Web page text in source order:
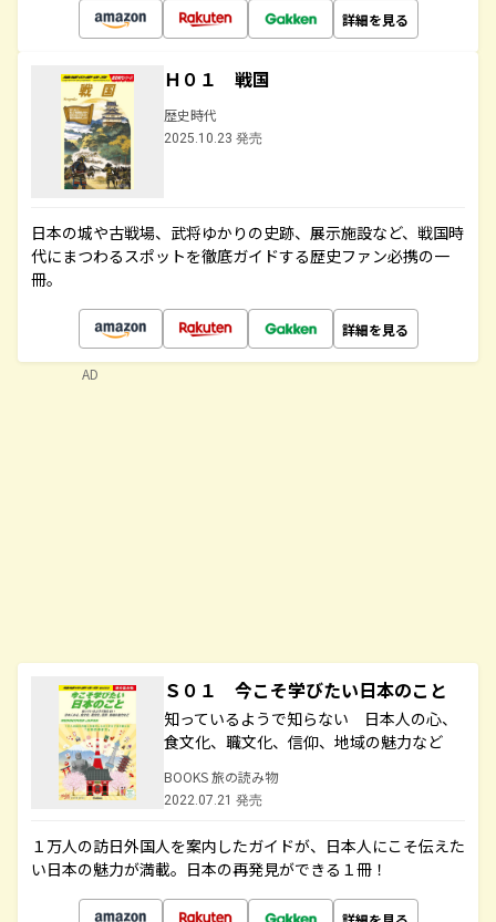
詳細を見る
Ｈ０１ 戦国
歴史時代
2025.10.23 発売
日本の城や古戦場、武将ゆかりの史跡、展示施設など、戦国時
代にまつわるスポットを徹底ガイドする歴史ファン必携の一
冊。
詳細を見る
Ｓ０１ 今こそ学びたい日本のこと
知っているようで知らない 日本人の心、
食文化、職文化、信仰、地域の魅力など
BOOKS 旅の読み物
2022.07.21 発売
１万人の訪日外国人を案内したガイドが、日本人にこそ伝えた
い日本の魅力が満載。日本の再発見ができる１冊！
AD